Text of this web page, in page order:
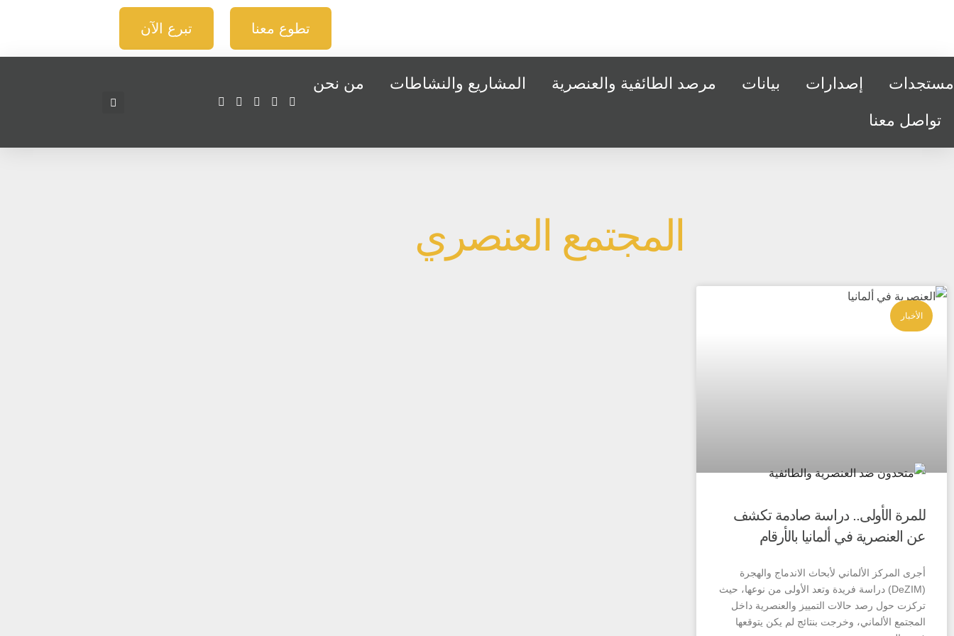
تطوع معنا تبرع الآن
مستجدات إصدارات بيانات مرصد الطائفية والعنصرية المشاريع والنشاطات من نحن
تواصل معنا
المجتمع العنصري
الأخبار
للمرة الأولى.. دراسة صادمة تكشف
عن العنصرية في ألمانيا بالأرقام
أجرى المركز الألماني لأبحاث الاندماج والهجرة
(DeZIM) دراسة فريدة وتعد الأولى من نوعها، حيث
تركزت حول رصد حالات التمييز والعنصرية داخل
المجتمع الألماني، وخرجت بنتائج لم يكن يتوقعها